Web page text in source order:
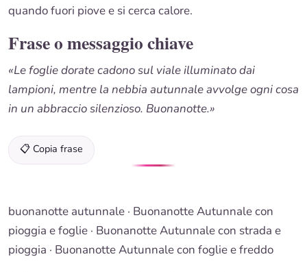
quando fuori piove e si cerca calore.
Frase o messaggio chiave
«Le foglie dorate cadono sul viale illuminato dai
lampioni, mentre la nebbia autunnale avvolge ogni cosa
in un abbraccio silenzioso. Buonanotte.»
📋 Copia frase
buonanotte autunnale · Buonanotte Autunnalecon
pioggia e foglie · Buonanotte Autunnalecon strada e
pioggia · Buonanotte Autunnale con foglie e freddo